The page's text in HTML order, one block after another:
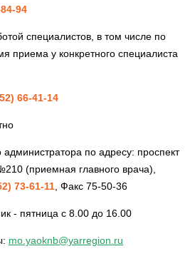
94
специалистов, в том числе по
приема у конкретного специалиста
66-41-14
по адресу: проспект
(приемная главного врача),
73-61-11 , Факс 75-50-36
- пятница с 8.00 до 16.00
mo.yaoknb@yarregion.ru